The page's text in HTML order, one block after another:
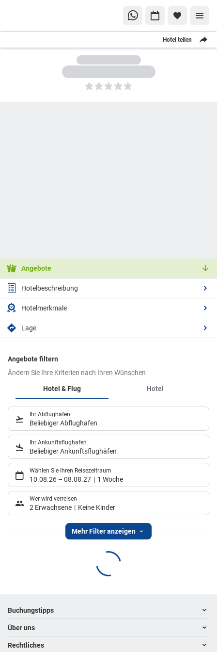
Hotel teilen
5
Angebote
Hotelbeschreibung
Hotelmerkmale
Lage
Angebote filtern
Ändern Sie Ihre Kriterien nach Ihren Wünschen
Hotel & Flug
Hotel
Ihr Abflughafen
Beliebiger Abflughafen
Ihr Ankunftsflughafen
Beliebiger Ankunftsflughäfen
Wählen Sie Ihren Reisezeitraum
10.08.26 – 08.08.27 1 Woche
Wer wird verreisen
2 Erwachsene Keine Kinder
Mehr Filter anzeigen
Footer navigation
Buchungstipps
Warum im Reisebüro buchen
Hoteltipps
Über uns
Kontakt
Rechtliches